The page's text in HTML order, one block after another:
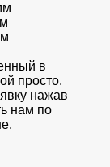
в
просто.
нажав
нам по